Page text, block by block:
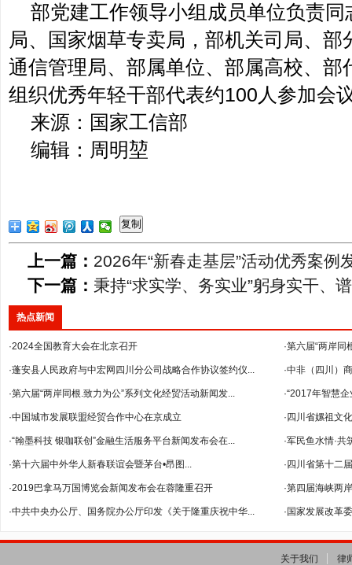
部党建工作领导小组成员单位负责
局、国家烟草专卖局，部机关司局、
通信管理局、部属单位、部属高校、部
组织优秀年轻干部代表约100人参加会
来源：国家工信部
编辑：周明堃
复制
上一篇： 2026年“新春走基层”活动优秀案例
下一篇： 秉持“求实学、务实业”躬身实干、
热点新闻
·2024全国教育大会在北京召开 ·第六届“两岸
·蓬安县人民政府与中宏网四川分公司战略合作协议签约仪... ·中非（四川）
--暨2018年...
·第六届“两岸同根.致力为公”系列文化经贸活动新闻发... ·“2017年智慧
·中国城市发展联盟经贸合作中心在京成立 ·四川省嫘祖文
·“翰墨科技 银咖联创”金融生活服务平台新闻发布会在... ·军民鱼水情·共
·第十六届中外华人新春联谊会暨茅台•昂图... ·四川省第十二
·2019巴拿马万国博览会新闻发布会在蓉隆重召开 ·第四届海峡两
·中共中央办公厅、国务院办公厅印发《关于隆重庆祝中华... ·国家发展改革
关于我们 律